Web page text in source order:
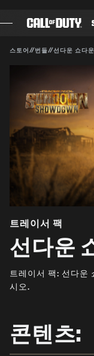
배틀 패스
COD 점수
장비 샵
COMBAT BUILDS
게임
뉴스
E스포츠
고객지원
스토어//번들//선다운 쇼다운
호환 가능:
Activision은 이
제거할 수 있습니
트레이서 팩
선다운
트레이서 팩: 선다운
시오.
콘텐츠: